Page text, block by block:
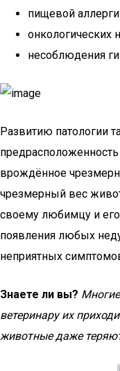
пищевой
онкологических
несоблюдения
Развитию патологии
предрасположенность
врождённое
чрезмерный вес
своему любимцу и
появления любых
неприятных
Знаете ли вы?
ветеринару их
животные даже